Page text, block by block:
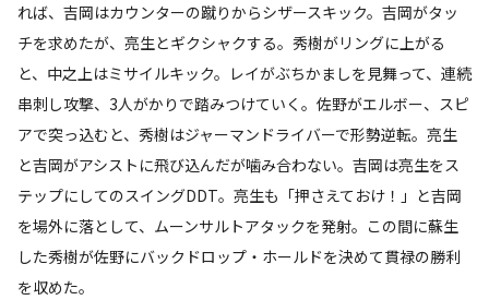
れば、吉岡はカウンターの蹴りからシザースキック。吉岡がタッ
チを求めたが、亮生とギクシャクする。秀樹がリングに上がる
と、中之上はミサイルキック。レイがぶちかましを見舞って、連続
串刺し攻撃、3人がかりで踏みつけていく。佐野がエルボー、スピ
アで突っ込むと、秀樹はジャーマンドライバーで形勢逆転。亮生
と吉岡がアシストに飛び込んだが噛み合わない。吉岡は亮生をス
テップにしてのスイングDDT。亮生も「押さえておけ！」と吉岡
を場外に落として、ムーンサルトアタックを発射。この間に蘇生
した秀樹が佐野にバックドロップ・ホールドを決めて貫禄の勝利
を収めた。